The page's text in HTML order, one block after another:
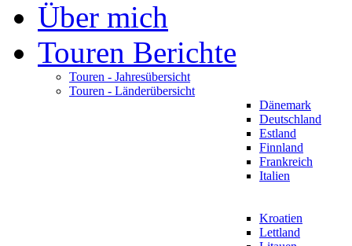
Über mich
Touren Berichte
Touren - Jahresübersicht
Touren - Länderübersicht
Dänemark
Deutschland
Estland
Finnland
Frankreich
Italien
Kroatien
Lettland